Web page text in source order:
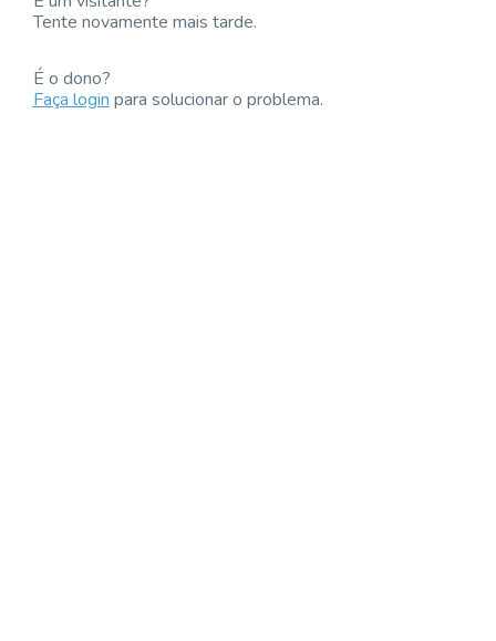
Tente novamente mais tarde.
É o dono?
Faça loginpara solucionar o problema.